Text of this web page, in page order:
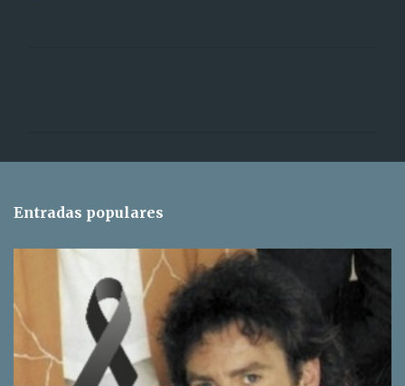
r
s
Entradas populares